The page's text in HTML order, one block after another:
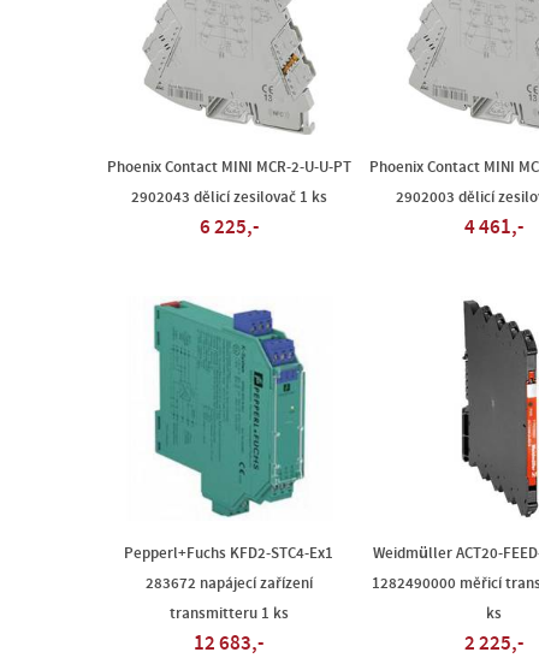
Phoenix Contact MINI MCR-2-U-U-PT
2902043 dělicí zesilovač 1 ks
6 225,-
Phoenix Contact MINI
2902003 dělicí
4 461,-
Pepperl+Fuchs KFD2-STC4-Ex1
283672 napájecí zařízení
transmitteru 1 ks
12 683,-
Weidmüller ACT20-
1282490000 měřicí
ks
2 225,-